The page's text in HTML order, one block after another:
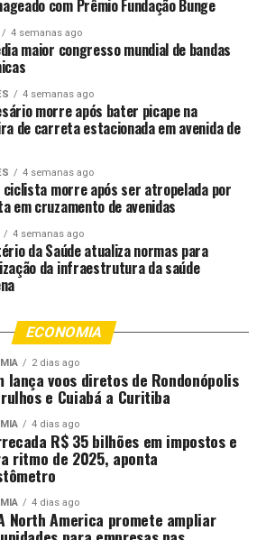
com Prêmio Fundação Bunge
4 semanas ago
maior congresso mundial de bandas
4 semanas ago
morre após bater picape na
de carreta estacionada em avenida de
4 semanas ago
ciclista morre após ser atropelada por
em cruzamento de avenidas
4 semanas ago
da Saúde atualiza normas para
da infraestrutura da saúde
ECONOMIA
2 dias ago
lança voos diretos de Rondonópolis
e Cuiabá a Curitiba
4 dias ago
R$ 35 bilhões em impostos e
ritmo de 2025, aponta
4 dias ago
North America promete ampliar